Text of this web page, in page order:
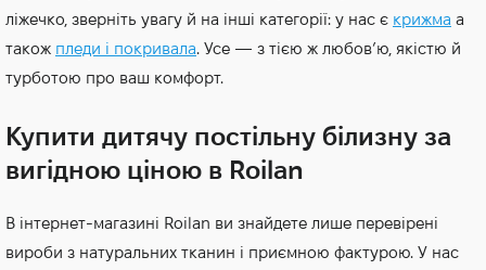
ліжечко, зверніть увагу й на інші категорії: у нас є крижма а
також пледи і покривала. Усе — з тією ж любов’ю, якістю й
турботою про ваш комфорт.
Купити дитячу постільну білизну за
вигідною ціною в Roilan
В інтернет-магазині Roilan ви знайдете лише перевірені
вироби з натуральних тканин і приємною фактурою. У нас